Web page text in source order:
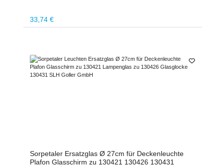
Regulärer Preis:
33,74 €
Sorpetaler Ersatzglas Ø 27cm für Deckenleuchte
Plafon Glasschirm zu 130421 130426 130431